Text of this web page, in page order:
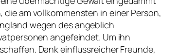
am vollkommensten in einer Person,
wegen des angeblich
angefeindet. Um ihn
Dank einflussreicher Freunde,